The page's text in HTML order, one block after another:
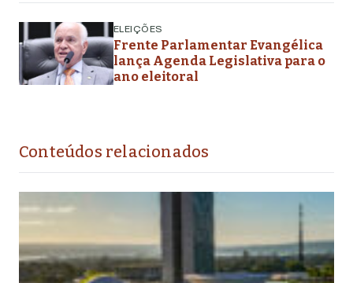
ELEIÇÕES
Frente Parlamentar Evangélica
lança Agenda Legislativa para o
ano eleitoral
Conteúdos relacionados